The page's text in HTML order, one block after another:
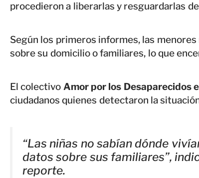
procedieron a liberarlas y resguardarlas
Según los primeros informes, las
sobre su domicilio o familiares, lo que
El colectivo Amor por los Desaparecidos
ciudadanos quienes detectaron la
“Las niñas no sabían dónde
datos sobre sus familiares”,
reporte.